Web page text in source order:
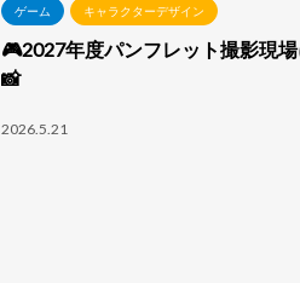
ゲーム キャラクターデザイン
🎮2027年度パンフレット撮影現
📸
2026.5.21